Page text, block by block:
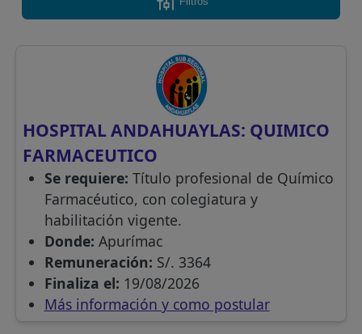
HOSPITAL ANDAHUAYLAS: QUIMICO
FARMACEUTICO
Se requiere: Título profesional de Químico
Farmacéutico, con colegiatura y
habilitación vigente.
Donde: Apurímac
Remuneración: S/. 3364
Finaliza el: 19/08/2026
Más información y como postular